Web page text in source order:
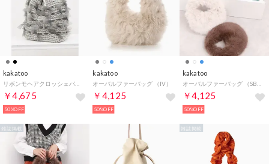
kakatoo
￥4,675
50%OFF
kakatoo
オーバルファーバッグ （IV）
￥4,125
50%OFF
kakatoo
￥4,125
50%OFF
雑誌掲載 雑誌掲載